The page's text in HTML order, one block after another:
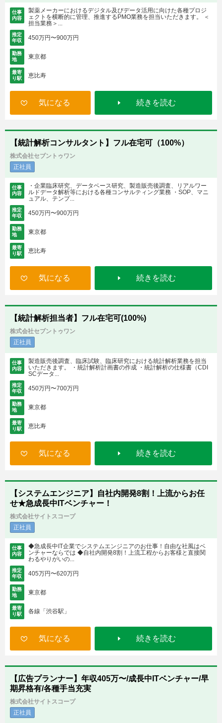
仕事
内容
製薬メーカーにおけるデジタル及びデータ活用に向けた各種プロジ
ェクトを横断的に管理、推進するPMO業務を担当いただきます。 ＜
担当業務＞...
推定
年収
450万円〜900万円
勤務
地
東京都
最寄
り駅
恵比寿
気になる 続きを読む
【統計解析コンサルタント】フル在宅可（100%）
株式会社セブントゥワン
正社員
仕事
内容
・企業臨床研究、データベース研究、製造販売後調査、リアルワー
ルドデータ解析等における各種コンサルティング業務 ・SOP、マニ
ュアル、テンプ...
推定
年収
450万円〜900万円
勤務
地
東京都
最寄
り駅
恵比寿
気になる 続きを読む
【統計解析担当者】フル在宅可(100%)
株式会社セブントゥワン
正社員
仕事
内容
製造販売後調査、臨床試験、臨床研究における統計解析業務を担当
いただきます。 ・統計解析計画書の作成 ・統計解析の仕様書（CDI
SCデータ...
推定
年収
450万円〜700万円
勤務
地
東京都
最寄
り駅
恵比寿
気になる 続きを読む
【システムエンジニア】自社内開発8割！上流からお任
せ★急成長中ITベンチャー！
株式会社サイトスコープ
正社員
仕事
内容
◆急成長中IT企業でシステムエンジニアのお仕事！自由な社風はベ
ンチャーならでは ◆自社内開発8割！上流工程からお客様と直接関
わるやりがいの...
推定
年収
405万円〜620万円
勤務
地
東京都
最寄
り駅
各線「渋谷駅」
気になる 続きを読む
【広告プランナー】年収405万〜/成長中ITベンチャー/早
期昇格有/各種手当充実
株式会社サイトスコープ
正社員